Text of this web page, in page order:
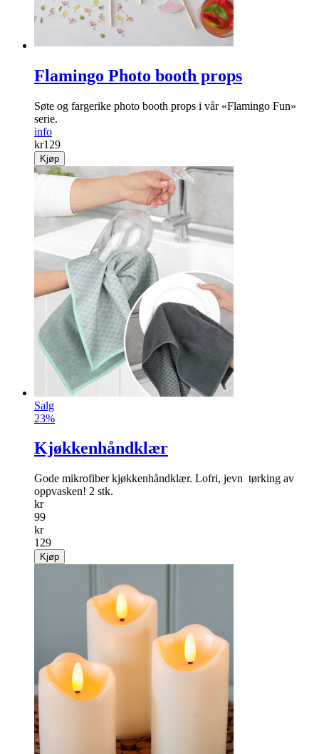
Flamingo Photo booth props
Søte og fargerike photo booth props i vår «Flamingo Fun»
serie.
info
kr129
Kjøp
Salg
23%
Kjøkkenhåndklær
Gode mikrofiber kjøkkenhåndklær. Lofri, jevn ­ tørking av
oppvasken! 2 stk.
kr
99
kr
129
Kjøp